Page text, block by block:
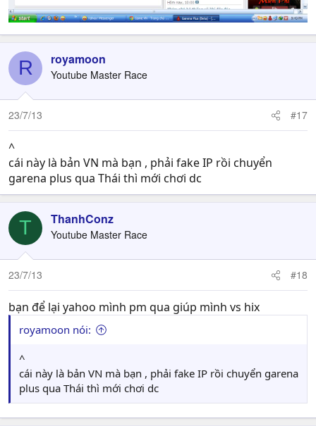
R royamoon
Youtube Master Race
23/7/13 #17
^
cái này là bản VN mà bạn , phải fake IP rồi chuyển
garena plus qua Thái thì mới chơi dc
T ThanhConz
Youtube Master Race
23/7/13 #18
bạn để lại yahoo mình pm qua giúp mình vs hix
royamoon nói:
^
cái này là bản VN mà bạn , phải fake IP rồi chuyển garena
plus qua Thái thì mới chơi dc